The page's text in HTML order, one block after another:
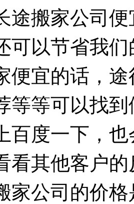
途搬家公司
可以节省我
便宜的话，
等等可以找
百度一下，
看其他客户
家公司的价